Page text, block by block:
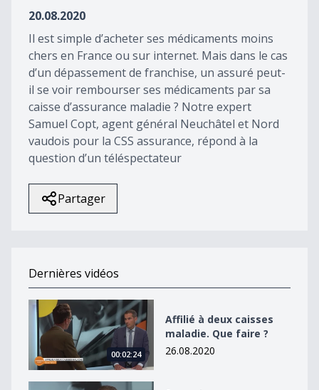
seconds
20.08.2020
Il est simple d’acheter ses médicaments moins
chers en France ou sur internet. Mais dans le cas
d’un dépassement de franchise, un assuré peut-
il se voir rembourser ses médicaments par sa
caisse d’assurance maladie ? Notre expert
Samuel Copt, agent général Neuchâtel et Nord
vaudois pour la CSS assurance, répond à la
question d’un téléspectateur
Partager
Dernières vidéos
Affilié à deux caisses maladie. Que faire ?
00:02:24
Affilié à deux caisses
maladie. Que faire ?
26.08.2020